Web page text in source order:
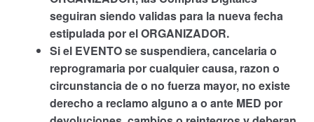
seguiran siendo validas para la nueva fecha
estipulada por el ORGANIZADOR.
Si el EVENTO se suspendiera, cancelaria o
reprogramaria por cualquier causa, razon o
circunstancia de o no fuerza mayor, no existe
derecho a reclamo alguno a o ante MED por